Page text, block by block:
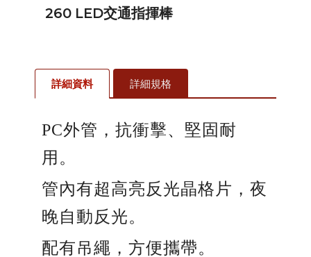
260 LED交通指揮棒
詳細資料 詳細規格
PC外管，抗衝擊、堅固耐
用。
管內有超高亮反光晶格片，夜
晚自動反光。
配有吊繩，方便攜帶。